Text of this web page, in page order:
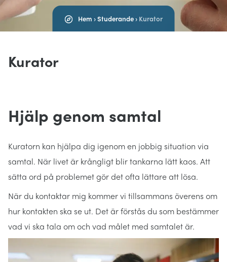
Hem ›Studerande› Kurator
Kurator
Hjälp genom samtal
Kuratorn kan hjälpa dig igenom en jobbig situation via
samtal. När livet är krångligt blir tankarna lätt kaos. Att
sätta ord på problemet gör det ofta lättare att lösa.
När du kontaktar mig kommer vi tillsammans överens om
hur kontakten ska se ut. Det är förstås du som bestämmer
vad vi ska tala om och vad målet med samtalet är.